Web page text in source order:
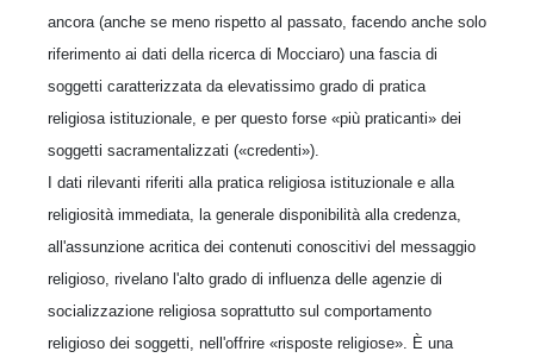
ancora (anche se meno rispetto al passato, facendo anche solo
riferimento ai dati della ricerca di Mocciaro) una fascia di
soggetti caratterizzata da elevatissimo grado di pratica
religiosa istituzionale, e per questo forse «più praticanti» dei
soggetti sacramentalizzati («credenti»).
I dati rilevanti riferiti alla pratica religiosa istituzionale e alla
religiosità immediata, la generale disponibilità alla credenza,
all'assunzione acritica dei contenuti conoscitivi del messaggio
religioso, rivelano l'alto grado di influenza delle agenzie di
socializzazione religiosa soprattutto sul comportamento
religioso dei soggetti, nell'offrire «risposte religiose». È una